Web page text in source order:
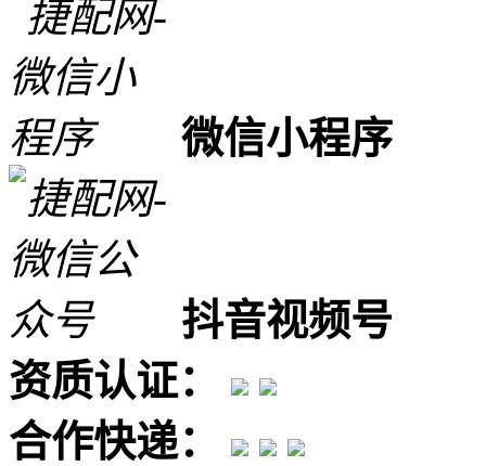
微信小程序
抖音视频号
资质认证：
合作快递：